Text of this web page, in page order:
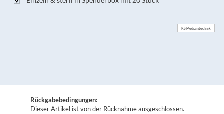
KS Medizintechnik
Rückgabebedingungen:
Dieser Artikel ist von der Rücknahme ausgeschlossen.